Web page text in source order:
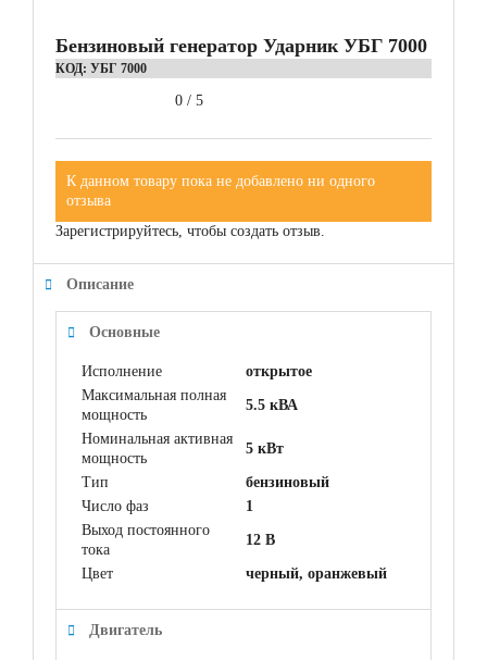
Бензиновый генератор Ударник УБГ 7000
КОД: УБГ 7000
0 / 5
К данном товару пока не добавлено ни одного
отзыва
Зарегистрируйтесь, чтобы создать отзыв.
Описание
Основные
Исполнение
открытое
Максимальная полная
мощность
5.5 кВА
Номинальная активная
мощность
5 кВт
Тип
бензиновый
Число фаз
1
Выход постоянного
тока
12 В
Цвет черный, оранжевый
Двигатель